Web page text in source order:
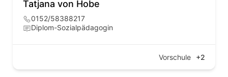
Tatjana von Hobe
0152/58388217
Diplom-Sozialpädagogin
Vorschule +2